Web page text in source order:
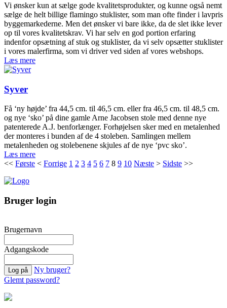
Vi ønsker kun at sælge gode kvalitetsprodukter, og kunne også nemt
sælge de helt billige flamingo stuklister, som man ofte finder i lavpris
byggemarkederne. Men det ønsker vi bare ikke, da de slet ikke lever
op til vores kvalitetskrav. Vi har selv en god portion erfaring
indenfor opsætning af stuk og stuklister, da vi selv opsætter stuklister
i vores malerfirma, som vi driver ved siden af vores webshops.
Læs mere
Syver
Få ‘ny højde’ fra 44,5 cm. til 46,5 cm. eller fra 46,5 cm. til 48,5 cm.
og nye ‘sko’ på dine gamle Arne Jacobsen stole med denne nye
patenterede A.J. benforlænger. Forhøjelsen sker med en metalenhed
der monteres i bunden af de 4 stoleben. Samlingen mellem
metalenheden og stolebenene skjules af de nye ‘pvc sko’.
Læs mere
<< Første < Forrige 1 2 3 4 5 6 7 8 9 10 Næste > Sidste >>
Bruger login
Brugernavn
Adgangskode
Ny bruger?
Glemt password?